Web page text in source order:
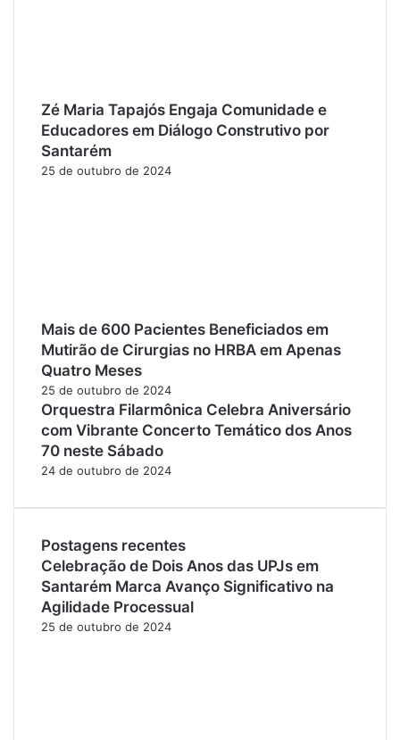
Zé Maria Tapajós Engaja Comunidade e
Educadores em Diálogo Construtivo por
Santarém
25 de outubro de 2024
Mais de 600 Pacientes Beneficiados em
Mutirão de Cirurgias no HRBA em Apenas
Quatro Meses
25 de outubro de 2024
Orquestra Filarmônica Celebra Aniversário
com Vibrante Concerto Temático dos Anos
70 neste Sábado
24 de outubro de 2024
Postagens recentes
Celebração de Dois Anos das UPJs em
Santarém Marca Avanço Significativo na
Agilidade Processual
25 de outubro de 2024